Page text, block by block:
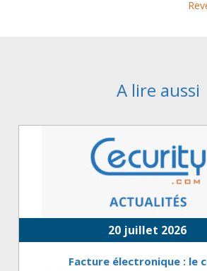
A lire aussi
20 juillet 2026
Facture électronique : le